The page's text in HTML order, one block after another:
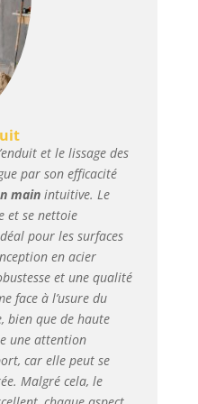
consommateurs
[Ensemble d'outils
d'écrémage
d'outils
des outils
en acier
de 25,4 cm,
cm et 61 cm pour
assurer d'avoir le
outil pour toute
de finition de
sèche, un
extensible de
à 157,5 cm, un
de poignée
fort impact et une
de rangement
Parfait pour
la boue de
et le lissage des
par son efficacité
mainintuitive. Le
et se nettoie
pour les surfaces
en acier
et une qualité
face à l’usure du
bien que de haute
une attention
car elle peut se
Malgré cela, le